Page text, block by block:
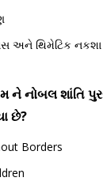
અને થિમેટિક
ને નોબલ શાંતિ
છે?
Borders